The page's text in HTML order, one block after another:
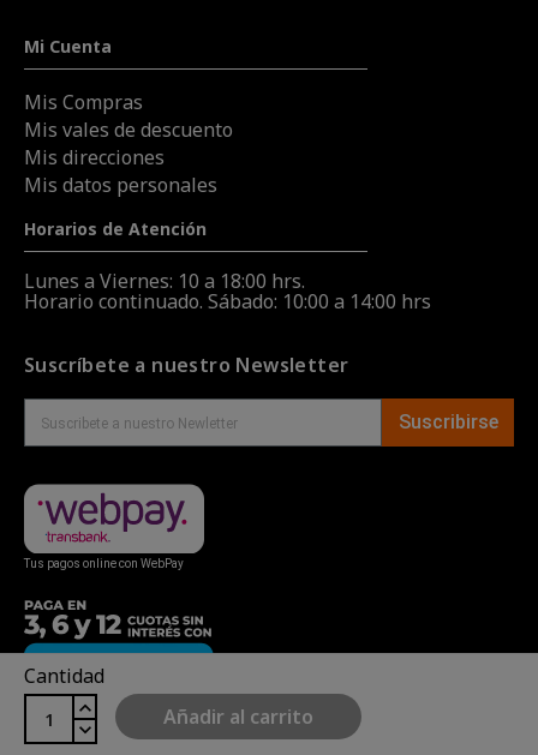
Cantidad
Añadir al carrito
Mi Cuenta
Mis Compras
Mis vales de descuento
Mis direcciones
Mis datos personales
Horarios de Atención
Lunes a Viernes: 10 a 18:00 hrs.
Horario continuado. Sábado: 10:00 a 14:00 hrs
Suscríbete a nuestro Newsletter
Suscribirse
Tus pagos online con WebPay